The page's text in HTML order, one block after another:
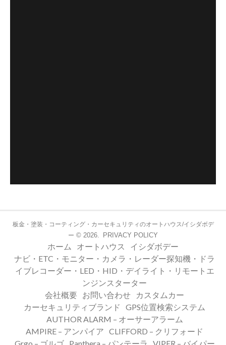
板金・塗装・コーティング・カーセキュリティのオートハウス/イシダボデ
ー © 2026. PRIVACY POLICY
ホーム オートハウス
イシダボデー
ナビ・ETC・モニター・カメラ・レーダー探知機・ドラ
イブレコーダー・LED・HID・デイライト・リモートエ
ンジンスターター
会社概要 お問い合わせ
カスタムカー
カーセキュリティブランド
GPS位置検索システム
AUTHOR ALARM – オーサーアラーム
AMPIRE – アンパイア CLIFFORD – クリフォード